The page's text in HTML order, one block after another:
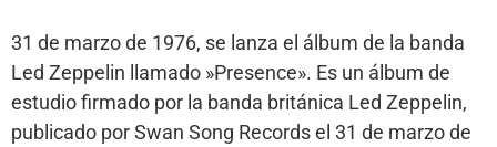
31 de marzo de 1976, se lanza el álbum de la banda
Led Zeppelin llamado »Presence». Es un álbum de
estudio firmado por la banda británica Led Zeppelin,
publicado por Swan Song Records el 31 de marzo de